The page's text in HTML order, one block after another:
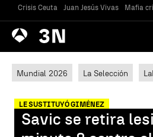
Crisis Ceuta Juan Jesús Vivas Mafia
Antena
3 Noticias
Mundial 2026 La Selección
LE SUSTITUYÓ GIMÉNEZ
Savic se retira